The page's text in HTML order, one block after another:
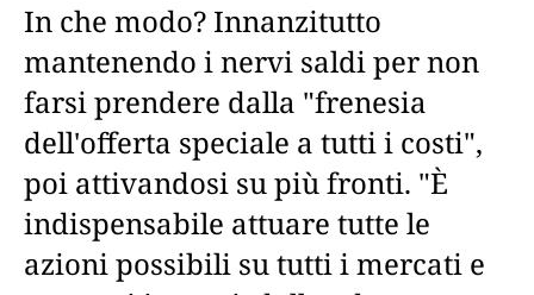
In che modo? Innanzitutto
mantenendo i nervi saldi per non
farsi prendere dalla "frenesia
dell'offerta speciale a tutti i costi",
poi attivandosi su più fronti. "È
indispensabile attuare tutte le
azioni possibili su tutti i mercati e